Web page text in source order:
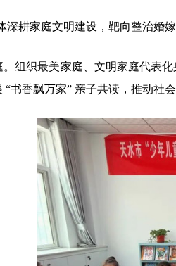
耕家庭文明建设，靶向整治婚
织最美家庭、文明家庭代表化
书香飘万家” 亲子共读，推动社